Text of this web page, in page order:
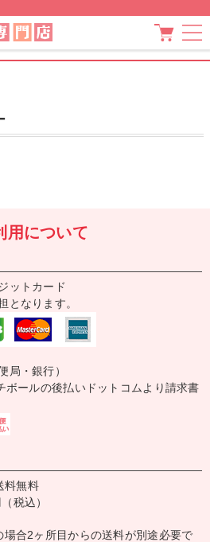
用について
ットカード
となります。
局・銀行）
ールの後払いドットコムより請求書
料無料
税込）
合2ヶ所目からの送料が別途必要で